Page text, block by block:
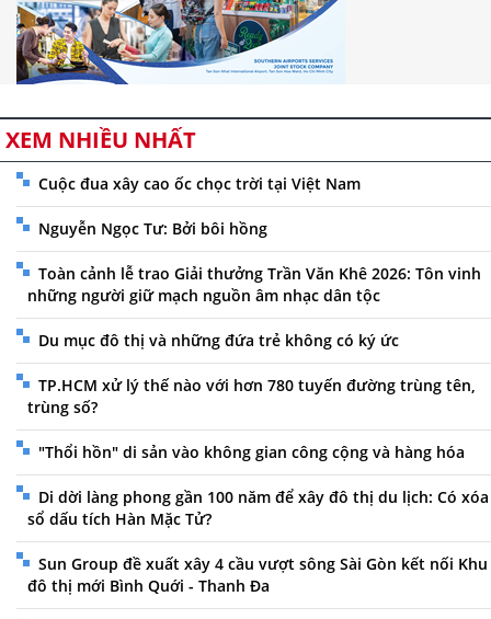
XEM NHIỀU NHẤT
Cuộc đua xây cao ốc chọc trời tại Việt Nam
Nguyễn Ngọc Tư: Bởi bôi hồng
Toàn cảnh lễ trao Giải thưởng Trần Văn Khê 2026: Tôn vinh
những người giữ mạch nguồn âm nhạc dân tộc
Du mục đô thị và những đứa trẻ không có ký ức
TP.HCM xử lý thế nào với hơn 780 tuyến đường trùng tên,
trùng số?
"Thổi hồn" di sản vào không gian công cộng và hàng hóa
Di dời làng phong gần 100 năm để xây đô thị du lịch: Có xóa
sổ dấu tích Hàn Mặc Tử?
Sun Group đề xuất xây 4 cầu vượt sông Sài Gòn kết nối Khu
đô thị mới Bình Quới - Thanh Đa